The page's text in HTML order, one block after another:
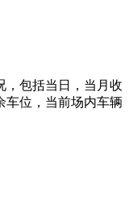
，包括当日，当月收
车位，当前场内车辆